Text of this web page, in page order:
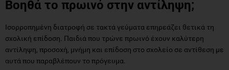
Βοηθά το πρωινό στην αντίληψη;
Ισορροπημένη διατροφή σε τακτά γεύματα επηρεάζει θετικά τη
σχολική επίδοση. Παιδιά που τρώνε πρωινό έχουν καλύτερη
αντίληψη, προσοχή, μνήμη και επίδοση στο σχολείο σε αντίθεση με
αυτά που παραβλέπουν το πρόγευμα.